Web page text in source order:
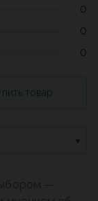
0
0
0
товар